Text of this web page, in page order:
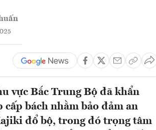
vực Bắc Trung Bộ đã khẩn
bách nhằm bảo đảm an
đổ bộ, trong đó trọng tâm